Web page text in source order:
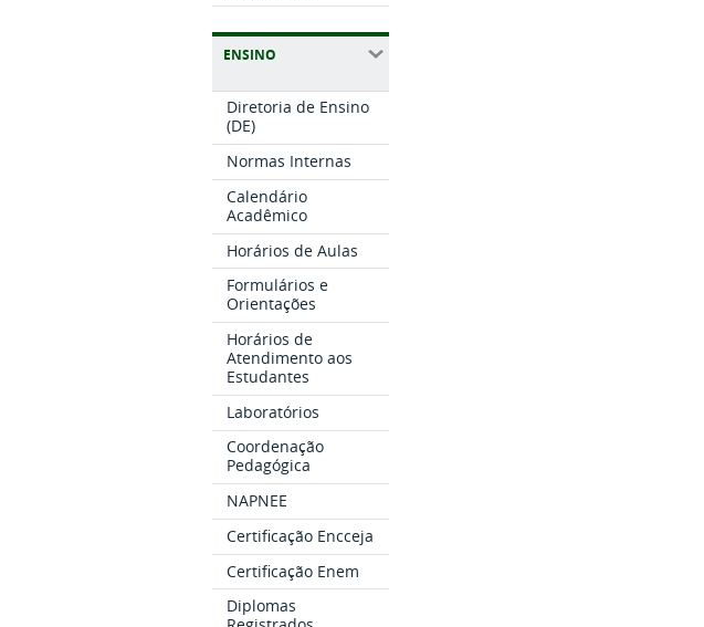
ENSINO
Diretoria de Ensino
(DE)
Normas Internas
Calendário
Acadêmico
Horários de Aulas
Formulários e
Orientações
Horários de
Atendimento aos
Estudantes
Laboratórios
Coordenação
Pedagógica
NAPNEE
Certificação Encceja
Certificação Enem
Diplomas